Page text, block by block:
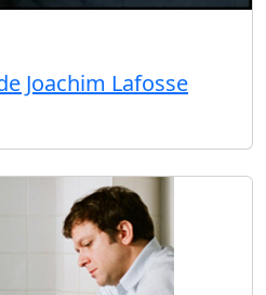
Joachim Lafosse